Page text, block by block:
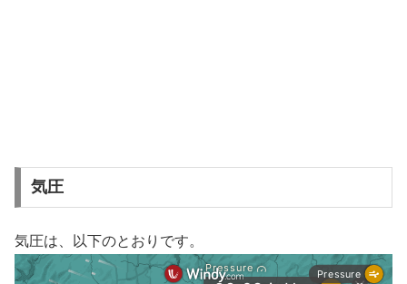
気圧
気圧は、以下のとおりです。